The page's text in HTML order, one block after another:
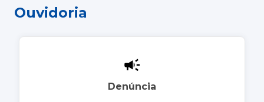
Ouvidoria
Denúncia